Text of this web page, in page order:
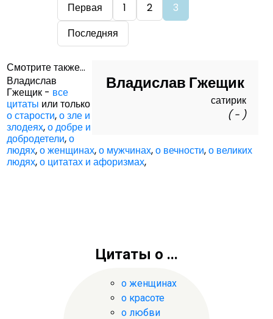
Первая 1 2
3
Последняя
Владислав Гжещик
сатирик
( - )
Смотрите также...
Владислав
Гжещик - все
цитаты или только
о старости,о зле и
злодеях,о добре и
добродетели,о
людях,о женщинах,о мужчинах,о вечности,о великих
людях,о цитатах и афоризмах,
Цитаты о ...
о женщинах
о красоте
о любви